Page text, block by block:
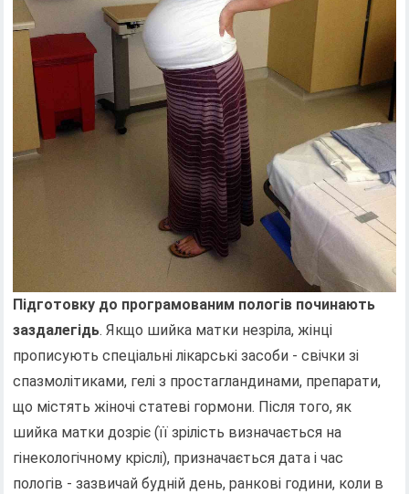
Підготовку до програмованим пологів починають
заздалегідь. Якщо шийка матки незріла, жінці
прописують спеціальні лікарські засоби - свічки зі
спазмолітиками, гелі з простагландинами, препарати,
що містять жіночі статеві гормони. Після того, як
шийка матки дозріє (її зрілість визначається на
гінекологічному кріслі), призначається дата і час
пологів - зазвичай будній день, ранкові години, коли в